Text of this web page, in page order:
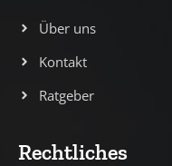
Über uns
Kontakt
Ratgeber
Rechtliches